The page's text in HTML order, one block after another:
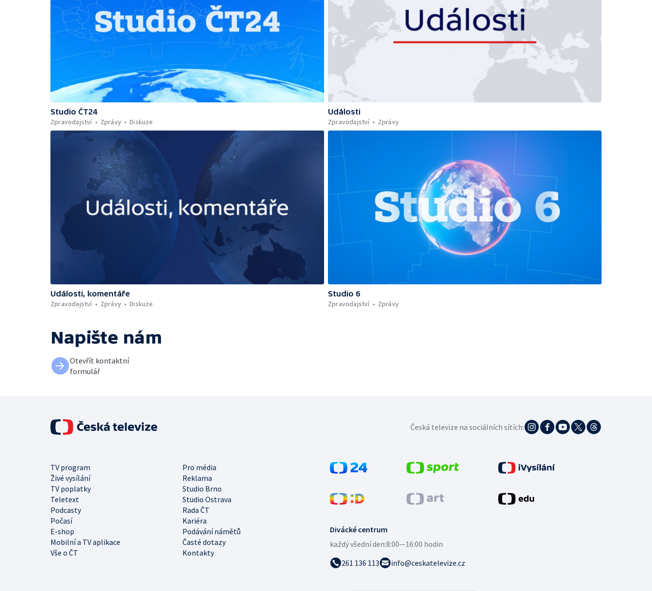
Studio ČT24
Zpravodajství
Zprávy Diskuze
Události
Zpravodajství
Zprávy
Události, komentáře
Zpravodajství
Zprávy Diskuze
Studio 6
Zpravodajství
Zprávy
Napište nám
Otevřít kontaktní
formulář
Divácké centrum
každý všední den:8:00—16:00 hodin
261 136 113
info@ceskatelevize.cz
TV program
Pro média
Živé vysílání
Reklama
TV poplatky
Studio Brno
Teletext
Studio Ostrava
Podcasty
Rada ČT
Počasí
Kariéra
E-shop
Podávání námětů
Mobilní a TV aplikace
Časté dotazy
Vše o ČT
Kontakty
Česká televize na sociálních sítích: